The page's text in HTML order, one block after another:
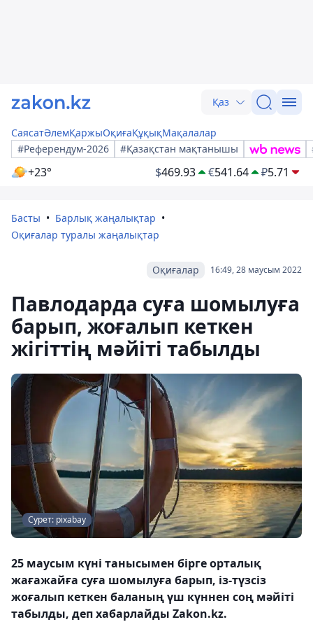
Қаз
СаясатӘлемҚаржыОқиғаҚұқықМақалалар
#Референдум-2026
#Қазақстан мақтанышы
+23° $469.93 €541.64 ₽5.71
Басты
Барлық жаңалықтар
Оқиғалар туралы жаңалықтар
16:49, 28 маусым 2022
Оқиғалар
Павлодарда суға шомылуға
барып, жоғалып кеткен
жігіттің мәйіті табылды
Сурет: pixabay
25 маусым күні танысымен бірге орталық
жағажайға суға шомылуға барып, із-түзсіз
жоғалып кеткен баланың үш күннен соң мәйіті
табылды, деп хабарлайды Zakon.kz.